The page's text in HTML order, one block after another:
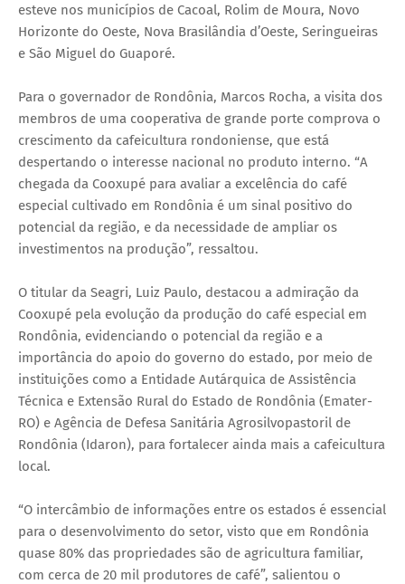
esteve nos municípios de Cacoal, Rolim de Moura, Novo
Horizonte do Oeste, Nova Brasilândia d’Oeste, Seringueiras
e São Miguel do Guaporé.
Para o governador de Rondônia, Marcos Rocha, a visita dos
membros de uma cooperativa de grande porte comprova o
crescimento da cafeicultura rondoniense, que está
despertando o interesse nacional no produto interno. “A
chegada da Cooxupé para avaliar a excelência do café
especial cultivado em Rondônia é um sinal positivo do
potencial da região, e da necessidade de ampliar os
investimentos na produção”, ressaltou.
O titular da Seagri, Luiz Paulo, destacou a admiração da
Cooxupé pela evolução da produção do café especial em
Rondônia, evidenciando o potencial da região e a
importância do apoio do governo do estado, por meio de
instituições como a Entidade Autárquica de Assistência
Técnica e Extensão Rural do Estado de Rondônia (Emater-
RO) e Agência de Defesa Sanitária Agrosilvopastoril de
Rondônia (Idaron), para fortalecer ainda mais a cafeicultura
local.
“O intercâmbio de informações entre os estados é essencial
para o desenvolvimento do setor, visto que em Rondônia
quase 80% das propriedades são de agricultura familiar,
com cerca de 20 mil produtores de café”, salientou o